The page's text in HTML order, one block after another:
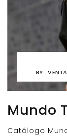
BY
Mundo
Catálogo